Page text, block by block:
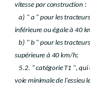
vitesse par construction :
a) " a " pour les
inférieure ou égale à 40
b) " b " pour les
supérieure à 40 km/h;
5.2. " catégorie T1 ",
voie minimale de l'essieu